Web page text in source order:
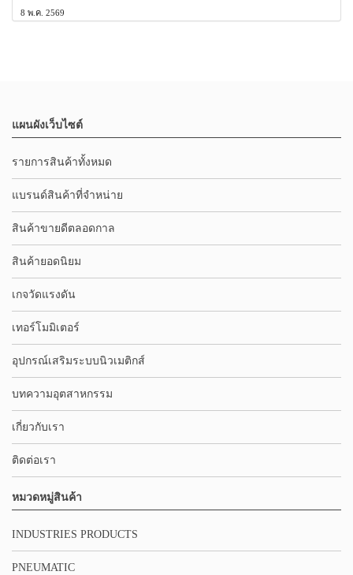
8 พ.ค. 2569
แผนผังเว็บไซต์
รายการสินค้าทั้งหมด
แบรนด์สินค้าที่จำหน่าย
สินค้าขายดีตลอดกาล
สินค้ายอดนิยม
เกจวัดแรงดัน
เทอร์โมมิเตอร์
อุปกรณ์เสริมระบบนิวเมติกส์
บทความอุตสาหกรรม
เกี่ยวกับเรา
ติดต่อเรา
หมวดหมู่สินค้า
INDUSTRIES PRODUCTS
PNEUMATIC